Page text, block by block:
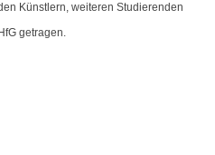
Künstlern, weiteren Studierenden
getragen.